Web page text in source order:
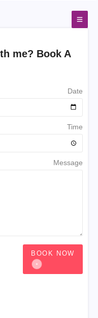
me? Book A
Date
Time
Message
BOOK NOW